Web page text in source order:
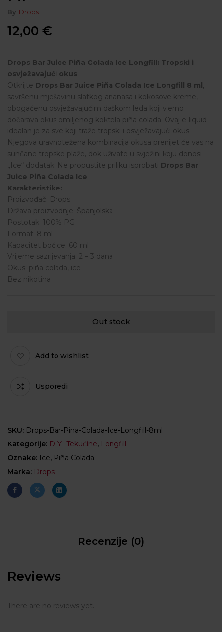
By Drops
12,00 €
Drops Bar Juice Piña Colada Ice Longfill: Tropski i
osvježavajući okus
Otkrijte Drops Bar Juice Piña Colada Ice Longfill 8 ml,
savršenu mješavinu slatkog ananasa i kokosove kreme,
obogaćenu osvježavajućim daškom leda koji vjerno
dočarava okus omiljenog koktela piña colada. Ovaj e-liquid
idealan je za sve koji traže tropski i osvježavajući okus.
Njegova uravnotežena kombinacija okusa prenijet će vas na
sunčane tropske plaže, dok uživate u svježini koju donosi
„Ice“ dodatak. Ne propustite priliku isprobati Drops Bar
Juice Piña Colada Ice
Karakteristike:
Proizvođač: Drops
Država proizvodnje: Španjolska
Postotak: 100% PG
Format: 8 ml
Kapacitet bočice: 60 ml
Vrijeme sazrijevanja: 2 – 3 dana
Okus: piña colada, ice
Bez nikotina
Out stock
Add to wishlist
Usporedi
SKU: Drops-Bar-Pina-Colada-Ice-Longfill-8ml
Kategorije: DIY -Tekućine, Longfill
Oznake: Ice, Piña Colada
Marka: Drops
Recenzije (0)
Reviews
There are no reviews yet.